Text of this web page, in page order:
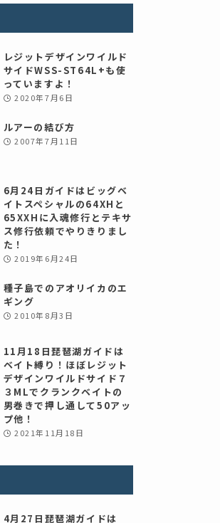
レジットデザインワイルド
サイドWSS-ST64L+も使
っていますよ！
2020年7月6日
ルアーの結び方
2007年7月11日
6月24日ガイドはビッグベ
イトスペシャルの64XHと
65XXHに入魂修行とテキサ
ス修行依頼でやりきりまし
た！
2019年6月24日
種子島でのアオリイカのエ
ギング
2010年8月3日
11月18日琵琶湖ガイドは
ベイト縛り！ほぼレジット
デザインワイルドサイド７
３MLでクランクベイトの
男巻きで押し通して50アッ
プ他！
2021年11月18日
4月27日琵琶湖ガイドは